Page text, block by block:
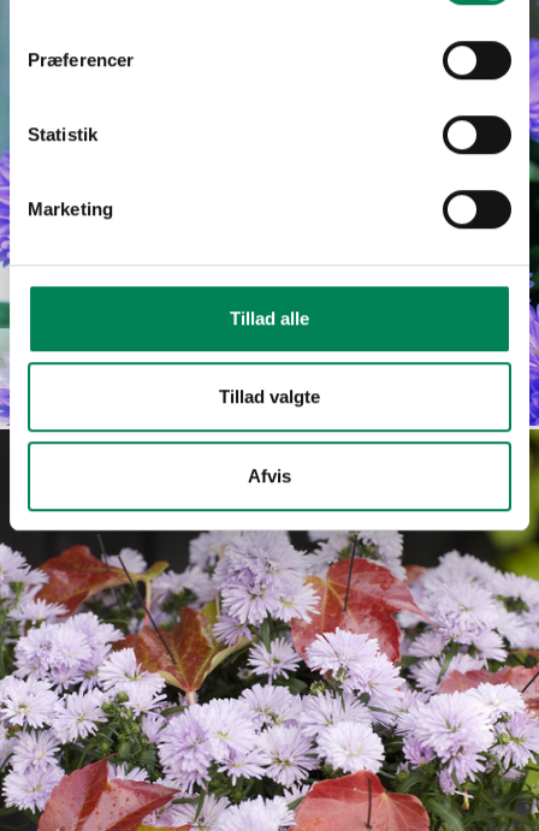
Præferencer
Statistik
Marketing
Tillad alle
Tillad valgte
Afvis
Aster novi-belgii Læs mere